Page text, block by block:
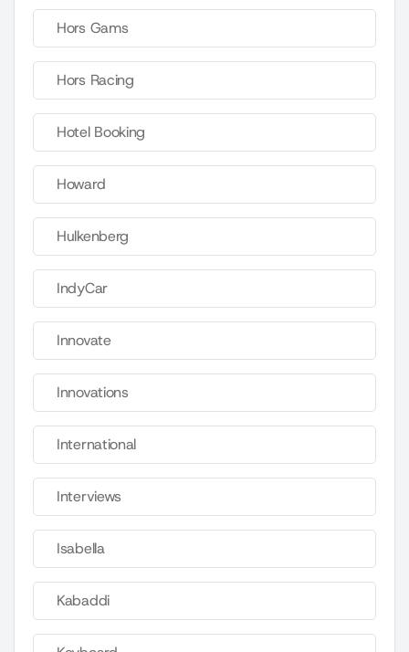
Hors Gams
Hors Racing
Hotel Booking
Howard
Hulkenberg
IndyCar
Innovate
Innovations
International
Interviews
Isabella
Kabaddi